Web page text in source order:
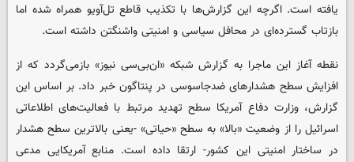
یافته است. اگرچه این گزارش‌ها با تکذیب قاطع تل‌آویو همراه شده اما
بازتاب گسترده‌ای در محافل سیاسی و امنیتی واشنگتن داشته است.
نقطه آغاز این ماجرا به گزارش شبکه «ان‌بی‌سی نیوز» بازمی‌گردد که از
افزایش سطح هشدارهای ضدجاسوسی در پنتاگون خبر داد. بر اساس این
گزارش، وزارت دفاع آمریکا سطح تهدید مرتبط با فعالیت‌های اطلاعاتی
اسرائیل را از وضعیت «بالا» به سطح «حیاتی» -یعنی بالاترین سطح هشدار
در ساختار امنیتی این کشور- ارتقا داده است. منابع آمریکایی مدعی